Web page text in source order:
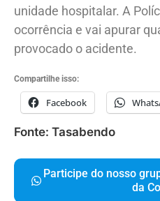
unidade hospitalar. A
ocorrência e vai apurar
provocado o acidente.
Compartilhe isso:
Facebook
Fonte: Tasabendo
Participe do nosso
da